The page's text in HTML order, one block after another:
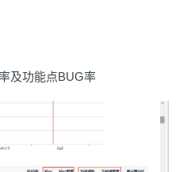
及功能点BUG率